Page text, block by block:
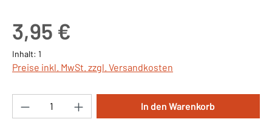
3,95 €
Inhalt: 1
Preise inkl. MwSt. zzgl. Versandkosten
Produkt Anzahl: Gib den gewünschten
In den Warenkorb